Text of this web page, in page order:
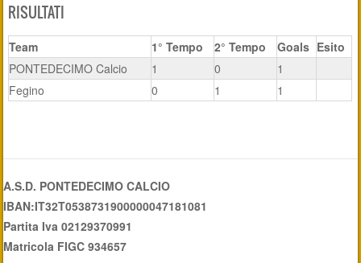
RISULTATI
Team 1° Tempo 2° Tempo Goals Esito
PONTEDECIMO Calcio
1 0
1
Fegino
0 1 1
A.S.D. PONTEDECIMO CALCIO
IBAN:IT32T0538731900000047181081
Partita Iva 02129370991
Matricola FIGC 934657